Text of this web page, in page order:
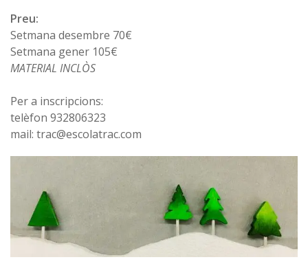
Preu:
Setmana desembre 70€
Setmana gener 105€
MATERIAL INCLÒS
Per a inscripcions:
telèfon 932806323
mail: trac@escolatrac.com